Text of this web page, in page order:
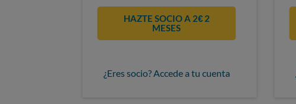
HAZTE SOCIO A 2€ 2
MESES
¿Eres socio? Accede a tu cuenta